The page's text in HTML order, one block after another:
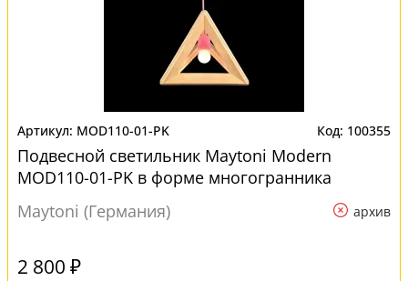
MOD110-01-PK 100355
Подвесной светильник Maytoni Modern
MOD110-01-PK в форме многогранника
Maytoni (Германия)
архив
2 800 ₽